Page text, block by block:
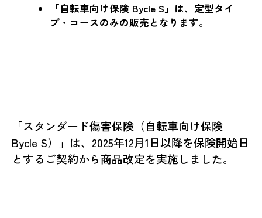
「自転車向け保険 Bycle S」は、定型タイ
プ・コースのみの販売となります。
「スタンダード傷害保険（自転車向け保険
Bycle S）」は、2025年12月1日以降を保険開始日
とするご契約から商品改定を実施しました。